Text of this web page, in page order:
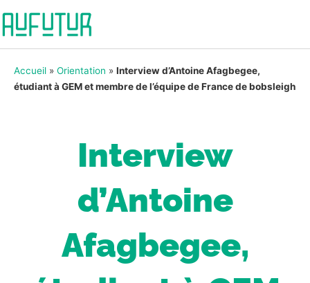
Accueil » Orientation » Interview d’Antoine Afagbegee,
étudiant à GEM et membre de l’équipe de France de bobsleigh
Interview
d’Antoine
Afagbegee,